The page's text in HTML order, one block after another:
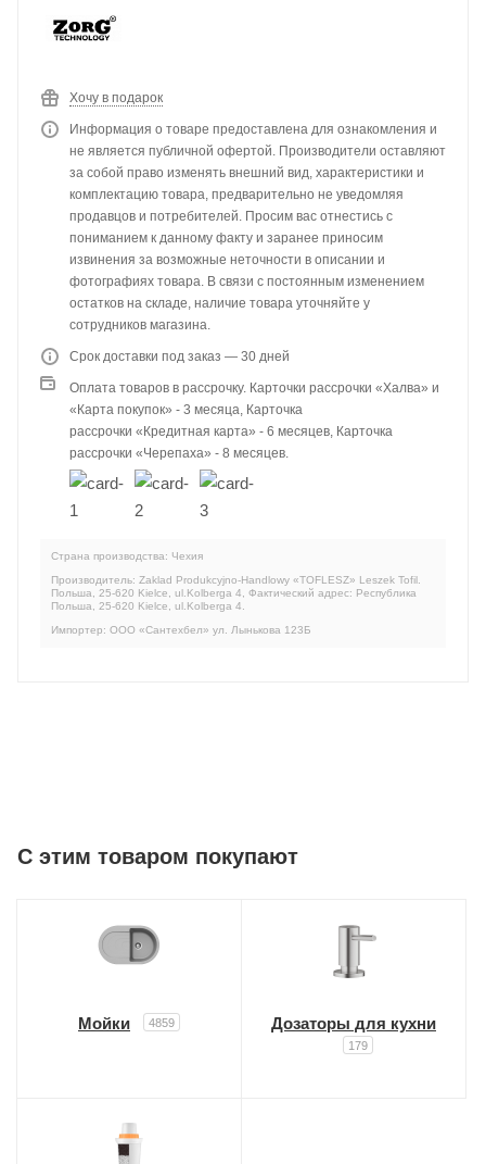
Хочу в подарок
Информация о товаре предоставлена для ознакомления и
не является публичной офертой. Производители оставляют
за собой право изменять внешний вид, характеристики и
комплектацию товара, предварительно не уведомляя
продавцов и потребителей. Просим вас отнестись с
пониманием к данному факту и заранее приносим
извинения за возможные неточности в описании и
фотографиях товара. В связи с постоянным изменением
остатков на складе, наличие товара уточняйте у
сотрудников магазина.
Срок доставки под заказ — 30 дней
Оплата товаров в рассрочку. Карточки рассрочки «Халва» и
«Карта покупок» - 3 месяца, Карточка
рассрочки «Кредитная карта» - 6 месяцев, Карточка
рассрочки «Черепаха» - 8 месяцев.
Страна производства: Чехия
Производитель: Zaklad Produkcyjno-Handlowy «TOFLESZ» Leszek Tofil.
Польша, 25-620 Kielce, ul.Kolberga 4, Фактический адрес: Республика
Польша, 25-620 Kielce, ul.Kolberga 4.
Импортер: ООО «Сантехбел» ул. Лынькова 123Б
C этим товаром покупают
Мойки 4859 Дозаторы для кухни
179